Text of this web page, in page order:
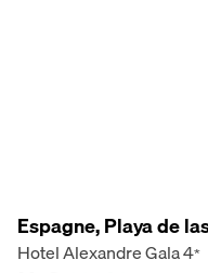
Espagne, Playa de
Hotel Alexandre Gala4*